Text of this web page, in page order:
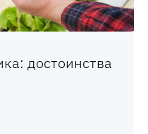
достоинства